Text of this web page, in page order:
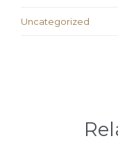
Uncategorized